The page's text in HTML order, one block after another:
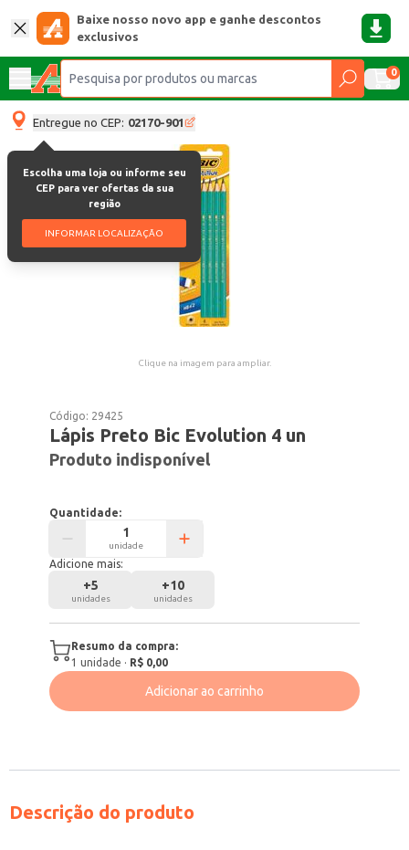
Baixe nosso novo app e ganhe descontos
exclusivos
0
Entregue no CEP: 02170-901
Escolha uma loja ou informe seu
CEP para ver ofertas da sua
região
INFORMAR LOCALIZAÇÃO
Clique na imagem para ampliar.
Código: 29425
Lápis Preto Bic Evolution 4 un
Produto indisponível
Quantidade:
unidade
Adicione mais:
+5
unidades
+10
unidades
Resumo da compra:
1 unidade · R$ 0,00
Adicionar ao carrinho
Descrição do produto